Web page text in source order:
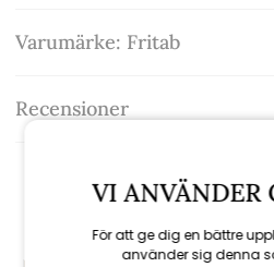
Varumärke: Fritab
Recensioner
VI ANVÄNDER
För att ge dig en bättre
använder sig denna